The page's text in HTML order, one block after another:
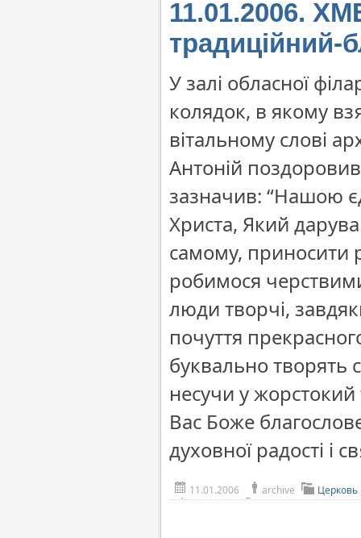
11.01.2006.
традиційний-
У залі обласної
колядок, в якому
вітальному слові
Антоній
зазначив: “Нашою
Христа, Який
самому, приносити
робимося
люди творчі,
почуття
буквально творять
несучи у
Вас Боже
духовної радості і
11.01.2006 archive